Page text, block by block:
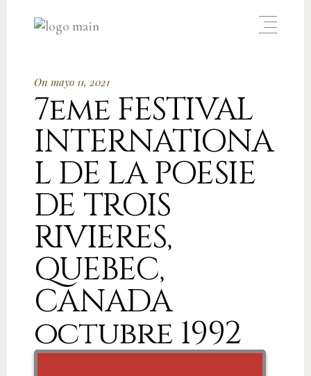
On mayo 11, 2021
7eme FESTIVAL
INTERNATIONA
L DE LA POESIE
DE TROIS
RIVIERES,
QUEBEC,
CANADA
octubre 1992